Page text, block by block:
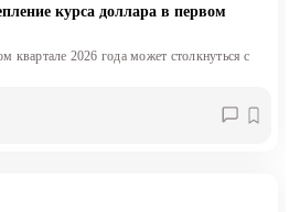
курса доллара в первом
квартале 2026 года может столкнуться с